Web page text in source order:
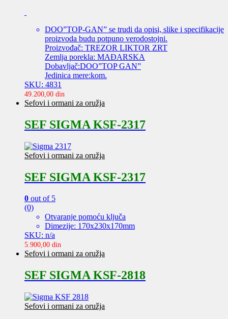
DOO”TOP-GAN” se trudi da opisi, slike i specifikacije
proizvoda budu potpuno verodostojni.
Proizvođač: TREZOR LIKTOR ZRT
Zemlja porekla: MAĐARSKA
Dobavljač:DOO”TOP GAN”
Jedinica mere:kom.
SKU: 4831
49.200,00 din
Sefovi i ormani za oružja
SEF SIGMA KSF-2317
Sefovi i ormani za oružja
SEF SIGMA KSF-2317
0 out of 5
(0)
Otvaranje pomoću ključa
Dimezije: 170x230x170mm
SKU: n/a
5.900,00 din
Sefovi i ormani za oružja
SEF SIGMA KSF-2818
Sefovi i ormani za oružja